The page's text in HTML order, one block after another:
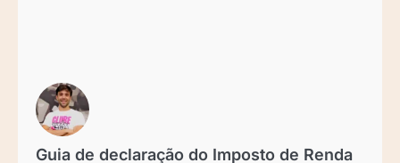
Guia de declaração do Imposto de Renda